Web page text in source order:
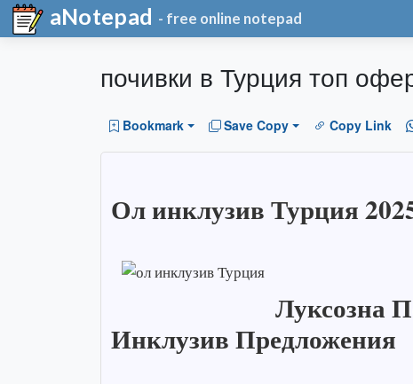
aNotepad - free online notepad
почивки в Турция топ
Bookmark Save Copy Copy Link
Ол инклузив Турция
Луксозна
Инклузив Предложения